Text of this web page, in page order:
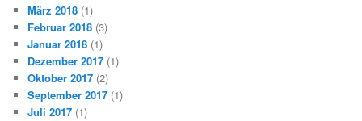
März 2018 (1)
Februar 2018 (3)
Januar 2018 (1)
Dezember 2017 (1)
Oktober 2017 (2)
September 2017 (1)
Juli 2017 (1)